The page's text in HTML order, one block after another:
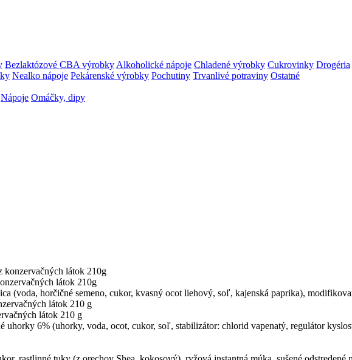
Bezlaktózové CBA výrobky Alkoholické nápoje Chladené výrobky Cukrovinky Drogéria
Nealko nápoje Pekárenské výrobky Pochutiny Trvanlivé potraviny Ostatné
Nápoje Omáčky, dipy
látok 210g
(voda, horčičné semeno, cukor, kvasný ocot liehový, soľ, kajenská paprika),
látok 210 g
uhorky 6% (uhorky, voda, ocot, cukor, soľ, stabilizátor: chlorid vapenatý, regulátor